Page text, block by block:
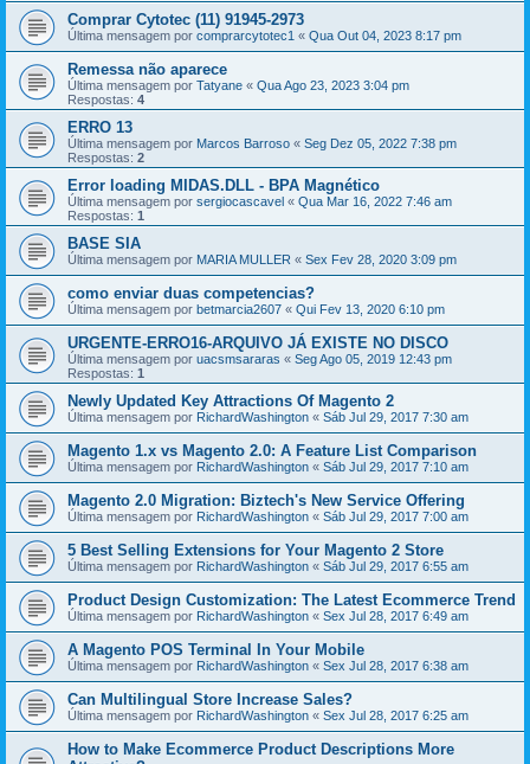
Comprar Cytotec (11) 91945-2973
Última mensagem por comprarcytotec1 « Qua Out 04, 2023 8:17 pm
Remessa não aparece
Última mensagem por Tatyane « Qua Ago 23, 2023 3:04 pm
Respostas: 4
ERRO 13
Última mensagem por Marcos Barroso « Seg Dez 05, 2022 7:38 pm
Respostas: 2
Error loading MIDAS.DLL - BPA Magnético
Última mensagem por sergiocascavel « Qua Mar 16, 2022 7:46 am
Respostas: 1
BASE SIA
Última mensagem por MARIA MULLER « Sex Fev 28, 2020 3:09 pm
como enviar duas competencias?
Última mensagem por betmarcia2607 « Qui Fev 13, 2020 6:10 pm
URGENTE-ERRO16-ARQUIVO JÁ EXISTE NO DISCO
Última mensagem por uacsmsararas « Seg Ago 05, 2019 12:43 pm
Respostas: 1
Newly Updated Key Attractions Of Magento 2
Última mensagem por RichardWashington « Sáb Jul 29, 2017 7:30 am
Magento 1.x vs Magento 2.0: A Feature List Comparison
Última mensagem por RichardWashington « Sáb Jul 29, 2017 7:10 am
Magento 2.0 Migration: Biztech's New Service Offering
Última mensagem por RichardWashington « Sáb Jul 29, 2017 7:00 am
5 Best Selling Extensions for Your Magento 2 Store
Última mensagem por RichardWashington « Sáb Jul 29, 2017 6:55 am
Product Design Customization: The Latest Ecommerce Trend
Última mensagem por RichardWashington « Sex Jul 28, 2017 6:49 am
A Magento POS Terminal In Your Mobile
Última mensagem por RichardWashington « Sex Jul 28, 2017 6:38 am
Can Multilingual Store Increase Sales?
Última mensagem por RichardWashington « Sex Jul 28, 2017 6:25 am
How to Make Ecommerce Product Descriptions More